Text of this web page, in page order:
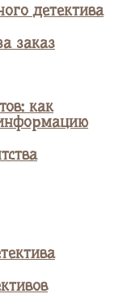
детектива
заказ
как